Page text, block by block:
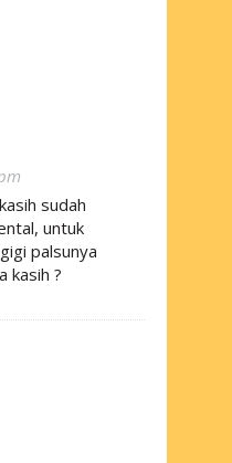
sudah
untuk
palsunya
kasih ?